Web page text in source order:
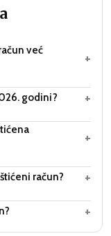
već
+
godini? +
+
račun? +
+